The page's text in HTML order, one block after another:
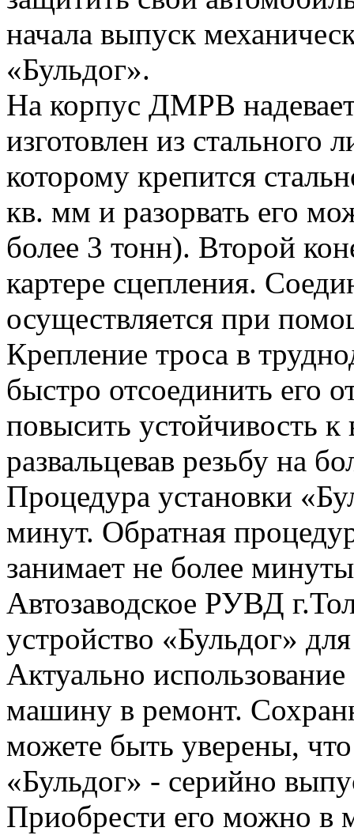
начала выпуск
«Бульдог».
На корпус ДМРВ
изготовлен из
которому крепится
кв. мм и разорвать его
более 3 тонн). Второй
картере сцепления.
осуществляется при
Крепление троса в
быстро отсоединить его
повысить устойчивость
развальцевав резьбу на
Процедура установки
минут. Обратная
занимает не более
Автозаводское РУВД
устройство «Бульдог»
Актуально
машину в ремонт.
можете быть уверены,
«Бульдог» - серийно
Приобрести его можно в